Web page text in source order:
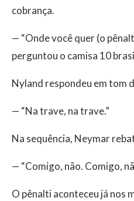
cobrança.
— “Onde você quer (o
perguntou o camisa 10
Nyland respondeu em tom
— “Na trave, na trave.”
Na sequência, Neymar
— “Comigo, não. Comigo,
O pênalti aconteceu já nos